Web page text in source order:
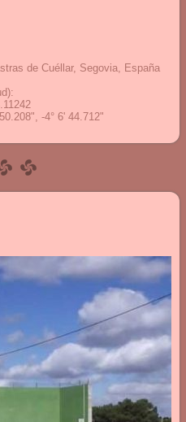
de Cuéllar, Segovia, España
-4° 6' 44.712"